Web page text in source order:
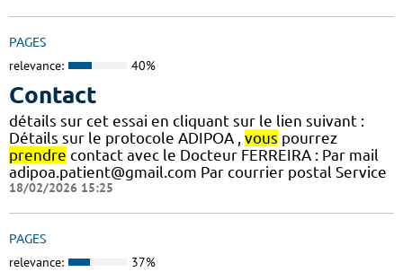
PAGES
relevance: 40%
Contact
détails sur cet essai en cliquant sur le lien suivant :
Détails sur le protocole ADIPOA , vous pourrez
prendre contact avec le Docteur FERREIRA : Par mail
adipoa.patient@gmail.com Par courrier postal Service
18/02/2026 15:25
PAGES
relevance: 37%